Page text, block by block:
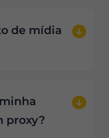
de mídia
proxy?